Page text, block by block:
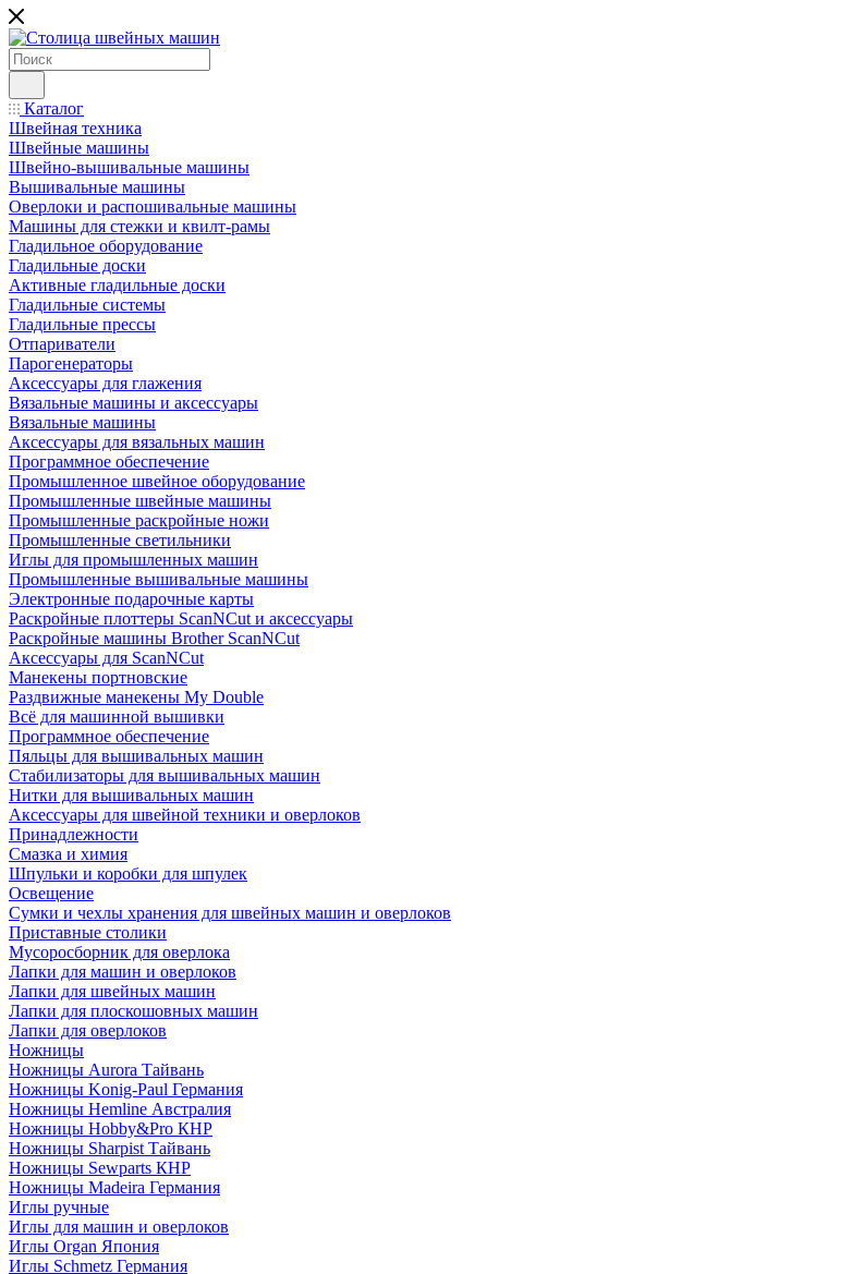
Каталог
Швейная техника
Швейные машины
Швейно-вышивальные машины
Вышивальные машины
Оверлоки и распошивальные машины
Машины для стежки и квилт-рамы
Гладильное оборудование
Гладильные доски
Активные гладильные доски
Гладильные системы
Гладильные прессы
Отпариватели
Парогенераторы
Аксессуары для глажения
Вязальные машины и аксессуары
Вязальные машины
Аксессуары для вязальных машин
Программное обеспечение
Промышленное швейное оборудование
Промышленные швейные машины
Промышленные раскройные ножи
Промышленные светильники
Иглы для промышленных машин
Промышленные вышивальные машины
Электронные подарочные карты
Раскройные плоттеры ScanNCut и аксессуары
Раскройные машины Brother ScanNCut
Аксессуары для ScanNCut
Манекены портновские
Раздвижные манекены My Double
Всё для машинной вышивки
Программное обеспечение
Пяльцы для вышивальных машин
Стабилизаторы для вышивальных машин
Нитки для вышивальных машин
Аксессуары для швейной техники и оверлоков
Принадлежности
Смазка и химия
Шпульки и коробки для шпулек
Освещение
Сумки и чехлы хранения для швейных машин и оверлоков
Приставные столики
Мусоросборник для оверлока
Лапки для машин и оверлоков
Лапки для швейных машин
Лапки для плоскошовных машин
Лапки для оверлоков
Ножницы
Ножницы Aurora Тайвань
Ножницы Konig-Paul Германия
Ножницы Hemline Австралия
Ножницы Hobby&Pro КНР
Ножницы Sharpist Тайвань
Ножницы Sewparts КНР
Ножницы Madeira Германия
Иглы ручные
Иглы для машин и оверлоков
Иглы Organ Япония
Иглы Schmetz Германия